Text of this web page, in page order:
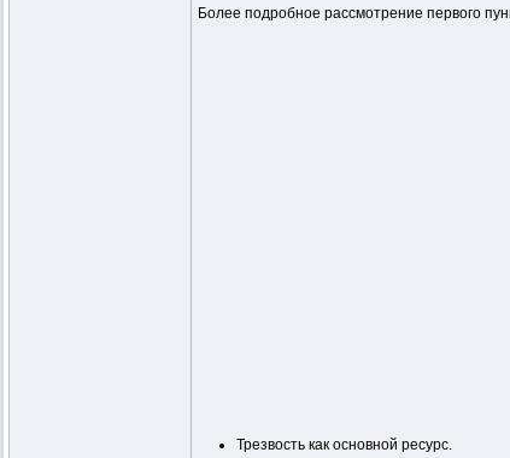
Более подробное рассмотрение первого
Трезвость как основной ресурс.